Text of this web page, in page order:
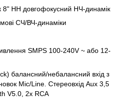
8" HH довгофокусний НЧ-динамік
СЧ/ВЧ-динаміки
SMPS 100-240V ~ або 12-
балансний/небалансний вхід з
Mic/Line. Стереовхід Aux 3,5
V5.0, 2x RCA